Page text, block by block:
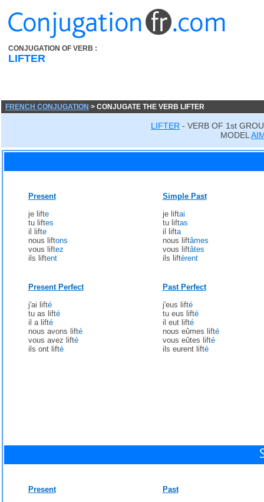
CONJUGATION OF VERB :
LIFTER
FRENCH CONJUGATION > CONJUGATE THE VERB LIFTER
LIFTER - VERB OF 1st
MODEL
Present
je lifte
tu liftes
il lifte
nous liftons
vous liftez
ils liftent
Simple Past
je liftai
tu liftas
il lifta
nous liftâmes
vous liftâtes
ils liftèrent
Present Perfect
j'ai lifté
tu as lifté
il a lifté
nous avons lifté
vous avez lifté
ils ont lifté
Past Perfect
j'eus lifté
tu eus lifté
il eut lifté
nous eûmes lifté
vous eûtes lifté
ils eurent lifté
Present
Past